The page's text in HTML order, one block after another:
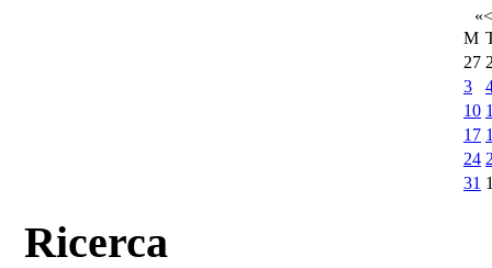
«<
M
27
3
10
17
24
31
Ricerca